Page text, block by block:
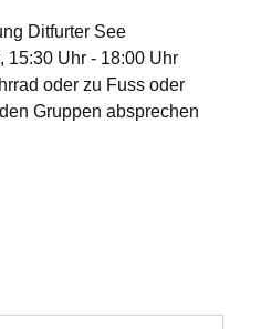
Ditfurter See
15:30 Uhr - 18:00 Uhr
oder zu Fuss oder
Gruppen absprechen